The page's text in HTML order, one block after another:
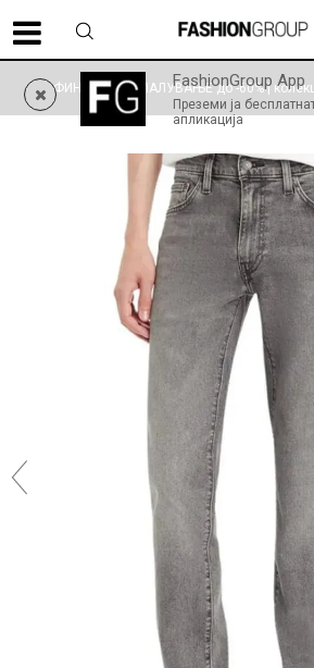
FashionGroup App
Преземи ја
апликација
ФИНАЛНО НАМАЛУВАЊЕ до -60% |